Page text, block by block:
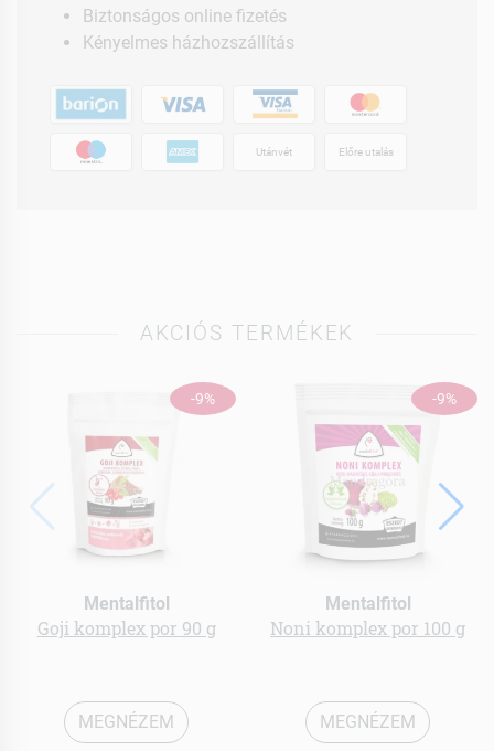
Biztonságos online fizetés
Kényelmes házhozszállítás
Utánvét Előre utalás
AKCIÓS TERMÉKEK
-9%
Mentalfitol
Goji komplex por 90 g
MEGNÉZEM
-9%
Mentalfitol
Noni komplex por 100 g
MEGNÉZEM